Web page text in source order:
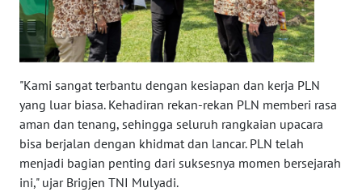
"Kami sangat terbantu dengan kesiapan dan kerja PLN
yang luar biasa. Kehadiran rekan-rekan PLN memberi rasa
aman dan tenang, sehingga seluruh rangkaian upacara
bisa berjalan dengan khidmat dan lancar. PLN telah
menjadi bagian penting dari suksesnya momen bersejarah
ini," ujar Brigjen TNI Mulyadi.
WN
JAKARTA
WN
JABAR
WN
BANTEN